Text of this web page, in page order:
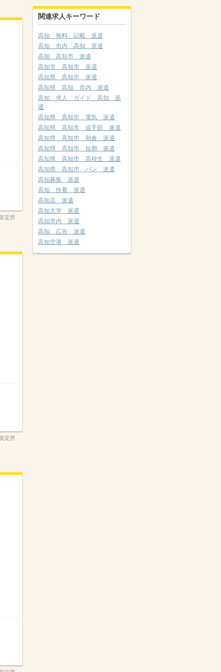
定所
定所
関連求人キーワード
高知 無料 記載 派遣
高知 市内 高知 派遣
高知 高知市 派遣
高知市 高知市 派遣
高知県 高知市 派遣
高知県 高知 市内 派遣
高知 求人 ガイド 高知 派
遣
高知県 高知市 電気 派遣
高知県 高知市 追手筋 派遣
高知県 高知市 朝倉 派遣
高知県 高知市 短期 派遣
高知県 高知市 高校生 派遣
高知県 高知市 パン 派遣
高知募集 派遣
高知 扶養 派遣
高知店 派遣
高知大学 派遣
高知市内 派遣
高知 広告 派遣
高知空港 派遣